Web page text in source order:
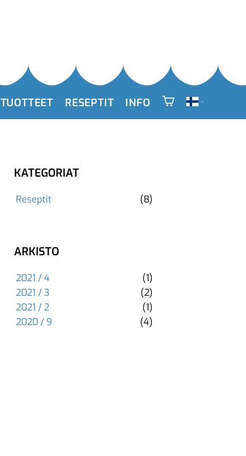
TUOTTEET RESEPTIT INFO
KATEGORIAT
Reseptit (8)
ARKISTO
2021 / 4
(1)
2021 / 3
(2)
2021 / 2
(1)
2020 / 9
(4)